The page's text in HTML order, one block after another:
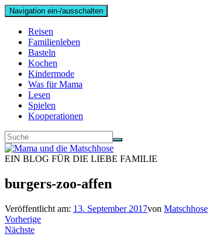
Navigation ein-/ausschalten
Reisen
Familienleben
Basteln
Kochen
Kindermode
Was für Mama
Lesen
Spielen
Kooperationen
EIN BLOG FÜR DIE LIEBE FAMILIE
burgers-zoo-affen
Veröffentlicht am: 13. September 2017von Matschhose
Vorherige
Nächste